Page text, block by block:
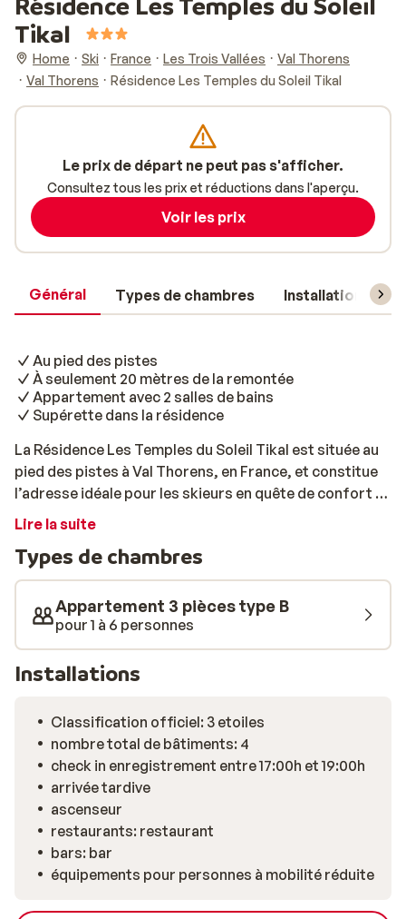
Tikal
Home Ski France Les Trois Vallées
Val Thorens
Val Thorens
Résidence Les Temples du Soleil Tikal
Général Types de chambres Installations
Au pied des pistes
À seulement 20 mètres de la remontée
Appartement avec 2 salles de bains
Supérette dans la résidence
La Résidence Les Temples du Soleil Tikal est située au
pied des pistes à Val Thorens, en France, et constitue
l’adresse idéale pour les skieurs en quête de confort et
de praticité. La remontée mécanique se trouve à
vos skis en quelques minutes et de profiter pleinement
d’une longue journée sur le vaste domaine des Trois
Vallées. L’appartement est spacieux et peut accueillir
jusqu’à six personnes. Avec deux chambres séparées
et deux salles de bains (une avec baignoire, l’autre avec
douche), il offre un confort supplémentaire, parfait
d’un micro-ondes, permettant de préparer facilement
vos repas. Depuis le balcon, vous profitez d’une vue sur
les montagnes ou sur l’animation du village. La
résidence dispose d’une supérette pratique pour le
petit-déjeuner, le déjeuner ou le dîner. Si vous ne
souhaitez pas cuisiner, le restaurant sur place vous
accueille, ou vous pouvez terminer la journée par un
verre dans le bar. Votre matériel de ski peut être rangé
en toute sécurité dans le local à skis avec casiers.
Lire la suite
Types de chambres
Appartement 3 pièces type B
pour 1 à 6 personnes
Installations
Classification officiel: 3 etoiles
nombre total de bâtiments: 4
check in enregistrement entre 17:00h et 19:00h
arrivée tardive
ascenseur
restaurants: restaurant
bars: bar
équipements pour personnes à mobilité réduite
Le prix de départ ne peut pas s'afficher.
Consultez tous les prix et réductions dans l'aperçu.
Voir les prix